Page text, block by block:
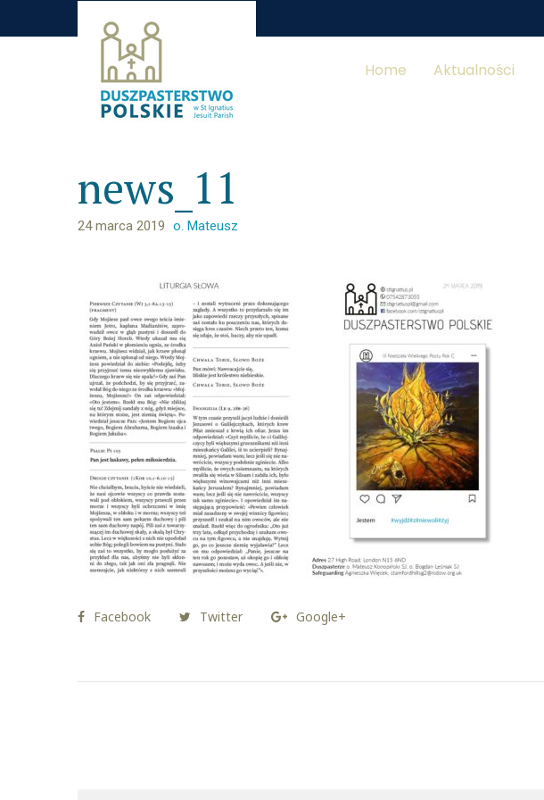
Home Aktualności
news_11
24 marca 2019 o. Mateusz
Facebook Twitter Google+